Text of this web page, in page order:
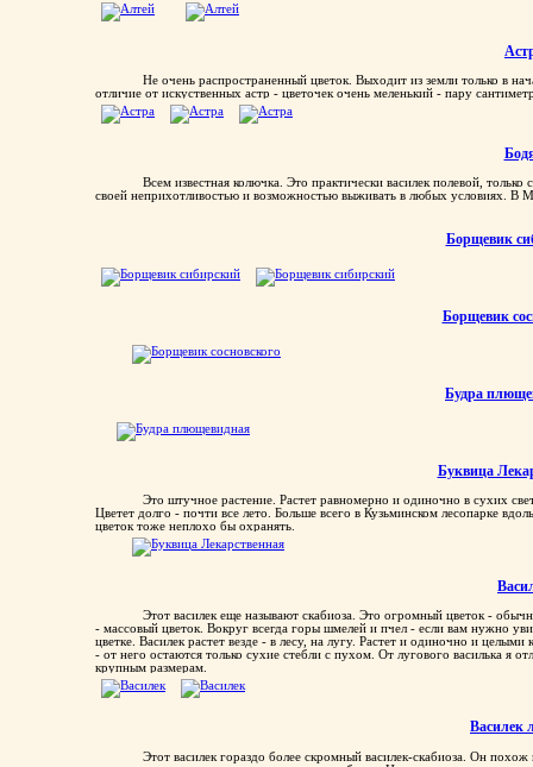
Не очень распространенный цветок. Выходит из земли только в
отличие от искуственных астр - цветочек очень меленький - пару
Всем известная колючка. Это практически василек полевой,
своей неприхотливостью и возможностью выживать в любых условиях. В
Борщевик
Борщевик
Будра
Буквица
Это штучное растение. Растет равномерно и одиночно в сухих
Цветет долго - почти все лето. Больше всего в Кузьминском лесопарке
цветок тоже неплохо бы охранять.
Этот василек еще называют скабиоза. Это огромный цветок -
- массовый цветок. Вокруг всегда горы шмелей и пчел - если вам нужно
цветке. Василек растет везде - в лесу, на лугу. Растет и одиночно и
- от него остаются только сухие стебли с пухом. От лугового василька я
крупным размерам.
Василек
Этот василек гораздо более скромный василек-скабиоза. Он